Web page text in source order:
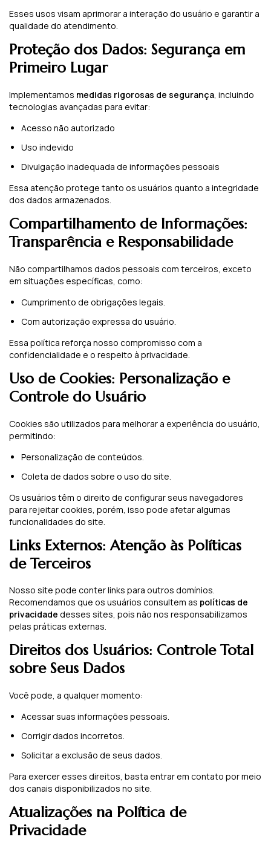
Esses usos visam aprimorar a interação do usuário e garantir a
qualidade do atendimento.
Proteção dos Dados: Segurança em
Primeiro Lugar
Implementamos medidas rigorosas de segurança , incluindo
tecnologias avançadas para evitar:
Acesso não autorizado
Uso indevido
Divulgação inadequada de informações pessoais
Essa atenção protege tanto os usuários quanto a integridade
dos dados armazenados.
Compartilhamento de Informações:
Transparência e Responsabilidade
Não compartilhamos dados pessoais com terceiros, exceto
em situações específicas, como:
Cumprimento de obrigações legais.
Com autorização expressa do usuário.
Essa política reforça nosso compromisso com a
confidencialidade e o respeito à privacidade.
Uso de Cookies: Personalização e
Controle do Usuário
Cookies são utilizados para melhorar a experiência do usuário,
permitindo:
Personalização de conteúdos.
Coleta de dados sobre o uso do site.
Os usuários têm o direito de configurar seus navegadores
para rejeitar cookies, porém, isso pode afetar algumas
funcionalidades do site.
Links Externos: Atenção às Políticas
de Terceiros
Nosso site pode conter links para outros domínios.
Recomendamos que os usuários consultem as políticas de
privacidade desses sites, pois não nos responsabilizamos
pelas práticas externas.
Direitos dos Usuários: Controle Total
sobre Seus Dados
Você pode, a qualquer momento:
Acessar suas informações pessoais.
Corrigir dados incorretos.
Solicitar a exclusão de seus dados.
Para exercer esses direitos, basta entrar em contato por meio
dos canais disponibilizados no site.
Atualizações na Política de
Privacidade